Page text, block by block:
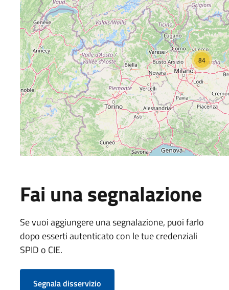
84
Fai una segnalazione
Se vuoi aggiungere una segnalazione, puoi farlo
dopo esserti autenticato con le tue credenziali
SPID o CIE.
Segnala disservizio